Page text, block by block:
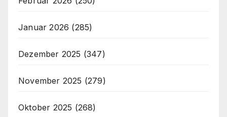
Januar 2026 (285)
Dezember 2025 (347)
November 2025 (279)
Oktober 2025 (268)